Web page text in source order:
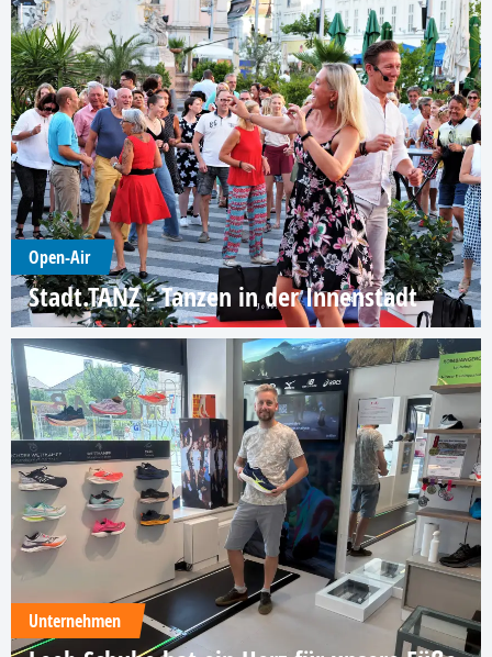
Open-Air
Stadt.TANZ - Tanzen in der Innenstadt
Unternehmen